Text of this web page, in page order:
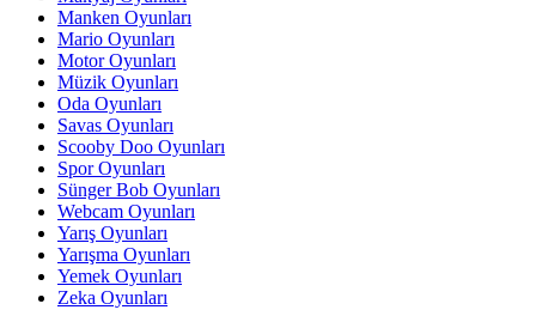
Manken Oyunları
Mario Oyunları
Motor Oyunları
Müzik Oyunları
Oda Oyunları
Savas Oyunları
Scooby Doo Oyunları
Spor Oyunları
Sünger Bob Oyunları
Webcam Oyunları
Yarış Oyunları
Yarışma Oyunları
Yemek Oyunları
Zeka Oyunları